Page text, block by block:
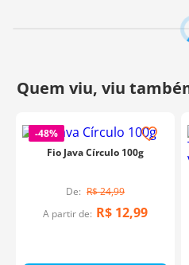
-48%
Fio Java Círculo 100g
R$24,99
A partir de: R$ 12,99